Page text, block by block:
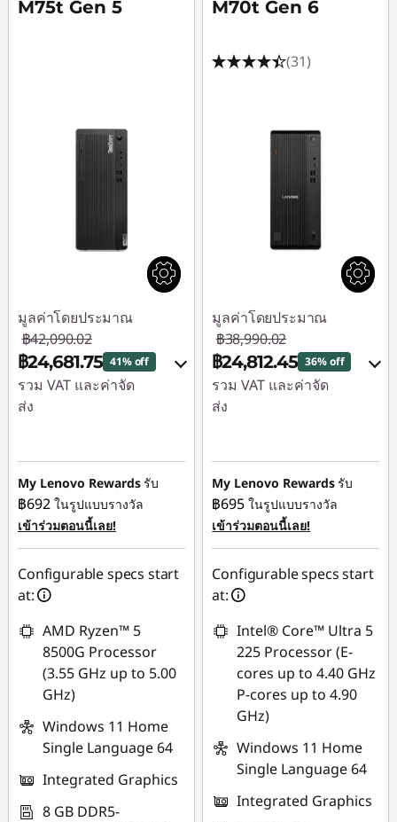
M75t Gen 5
มูลค่าโดยประมาณ
฿42,090.02
฿24,681.75 41% off
รวม VAT และค่าจัด
ส่ง
฿16,924.97
การประหยัด
eCoupon :-฿483.30
ใช้ eCoupon :
88SALETH
My Lenovo Rewardsรับ
฿692 ในรูปแบบรางวัล
เข้าร่วมตอนนี้เลย!
Configurable specs start
at:
AMD Ryzen™ 5
8500G Processor
(3.55 GHz up to 5.00
GHz)
Windows 11 Home
Single Language 64
Integrated Graphics
8 GB DDR5-
M70t Gen 6
(31)
มูลค่าโดยประมาณ
฿38,990.02
฿24,812.45 36% off
รวม VAT และค่าจัด
ส่ง
฿13,691.60
การประหยัด
eCoupon :-฿485.97
ใช้ eCoupon :
88SALETH
My Lenovo Rewardsรับ
฿695 ในรูปแบบรางวัล
เข้าร่วมตอนนี้เลย!
Configurable specs start
at:
Intel® Core™ Ultra 5
225 Processor (E-
cores up to 4.40 GHz
P-cores up to 4.90
GHz)
Windows 11 Home
Single Language 64
Integrated Graphics